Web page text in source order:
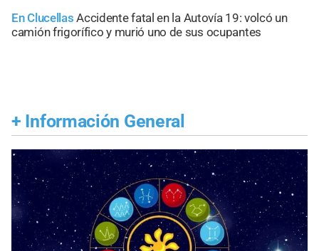
En Clucellas Accidente fatal en la Autovía 19: volcó un
camión frigorífico y murió uno de sus ocupantes
+ Información General